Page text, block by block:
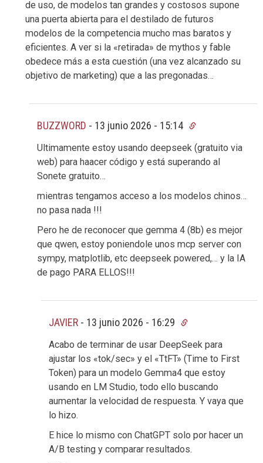
de uso, de modelos tan grandes y costosos supone
una puerta abierta para el destilado de futuros
modelos de la competencia mucho mas baratos y
eficientes. A ver si la «retirada» de mythos y fable
obedece más a esta cuestión (una vez alcanzado su
objetivo de marketing) que a las pregonadas…
BUZZWORD - 13 junio 2026 - 15:14
Ultimamente estoy usando deepseek (gratuito via
web) para haacer código y está superando al
Sonete gratuito…
mientras tengamos acceso a los modelos chinos…
no pasa nada !!!
Pero he de reconocer que gemma 4 (8b) es mejor
que qwen, estoy poniendole unos mcp server con
sympy, matplotlib, etc deepseek powered,… y la IA
de pago PARA ELLOS!!!
JAVIER - 13 junio 2026 - 16:29
Acabo de terminar de usar DeepSeek para
ajustar los «tok/sec» y el «TtFT» (Time to First
Token) para un modelo Gemma4 que estoy
usando en LM Studio, todo ello buscando
aumentar la velocidad de respuesta. Y vaya que
lo hizo.
E hice lo mismo con ChatGPT solo por hacer un
A/B testing y comparar resultados.